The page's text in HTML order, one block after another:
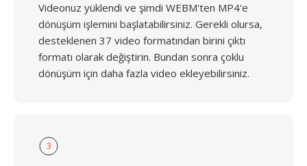
Videonuz yüklendi ve şimdi WEBM'ten MP4'e
dönüşüm işlemini başlatabilirsiniz. Gerekli olursa,
desteklenen 37 video formatından birini çıktı
formatı olarak değiştirin. Bundan sonra çoklu
dönüşüm için daha fazla video ekleyebilirsiniz.
3